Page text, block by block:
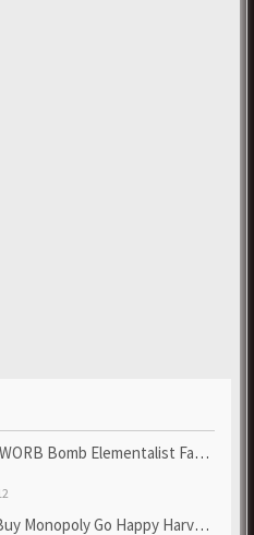
Elementalist Fast - Grab POE Curren...
Go Happy Harvest with Looney Tun...